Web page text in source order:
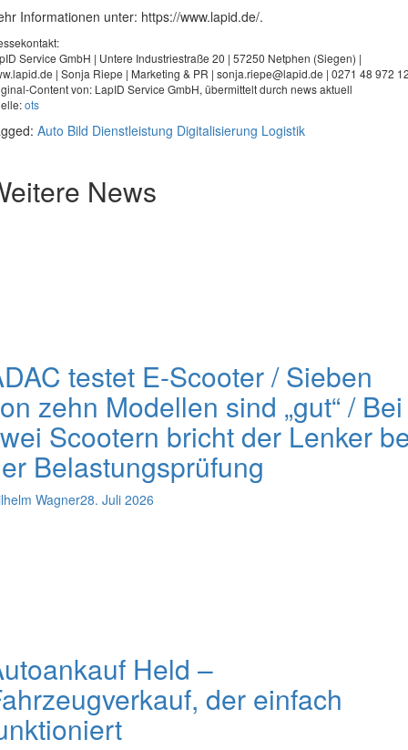
Informationen unter: https://www.lapid.de/.
Service GmbH | Untere Industriestraße 20 | 57250 Netphen (Siegen) |
| Sonja Riepe | Marketing & PR | sonja.riepe@lapid.de | 0271 48 972
Content von: LapID Service GmbH, übermittelt durch news aktuell
ots
Auto Bild Dienstleistung Digitalisierung Logistik
News
testet E-Scooter / Sieben
zehn Modellen sind „gut“ / Bei
Scootern bricht der Lenker
Belastungsprüfung
Wagner28. Juli 2026
Held –
der einfach